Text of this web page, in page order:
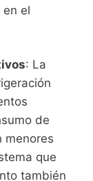
en el
: La
de
menores
que
también